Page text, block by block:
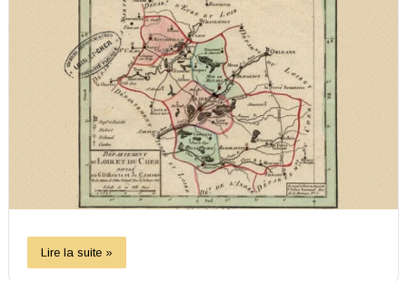
Lire la suite »